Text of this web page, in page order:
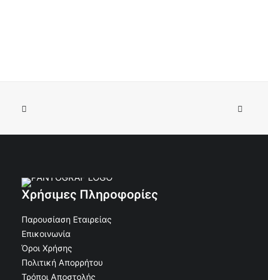
Κωδικός: 30-12372
Χρήσιμες Πληροφορίες
Παρουσίαση Εταιρείας
Επικοινωνία
Όροι Χρήσης
Πολιτική Απορρήτου
Τρόποι Αποστολής